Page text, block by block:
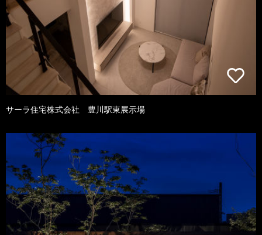
サーラ住宅株式会社 豊川駅東展示場